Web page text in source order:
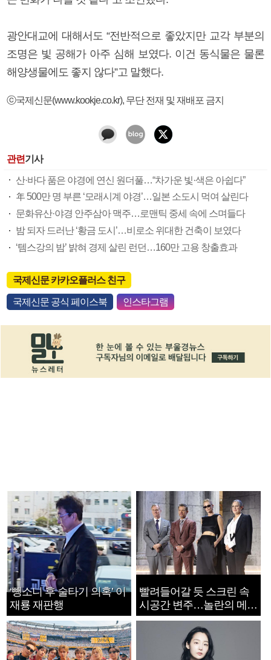
광안대교에 대해서도 “전반적으로 좋았지만 교각 부분의
조명은 빛 공해가 아주 심해 보였다. 이건 동식물은 물론
해양생물에도 좋지 않다”고 말했다.
ⓒ국제신문(www.kookje.co.kr), 무단 전재 및 재배포 금지
관련기사
산·바다 품은 야경에 연신 원더풀…“차가운 빛·색은 아쉽다”
年 500만 명 부른 ‘모래시계 야경’…일본 소도시 먹여 살린다
문화유산·야경 안주삼아 맥주…로맨틱 중세 속에 스며들다
밤 되자 드러난 ‘황금 도시’…비로소 위대한 건축이 보였다
‘템스강의 밤’ 밝혀 경제 살린 런던…160만 고용 창출효과
국제신문 카카오플러스 친구
국제신문 공식 페이스북 인스타그램
‘뺑소니 후 술타기 의혹’ 이
재룡 재판행
빨려들어갈 듯 스크린 속
시공간 변주…놀란의 메시
지는 ‘전쟁 속죄’